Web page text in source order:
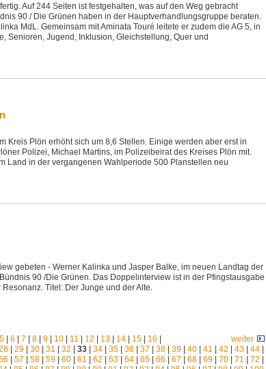
Auf 244 Seiten ist festgehalten, was auf den Weg gebracht
90 / Die Grünen haben in der Hauptverhandlungsgruppe beraten.
MdL. Gemeinsam mit Aminata Touré leitete er zudem die AG 5, in
Senioren, Jugend, Inklusion, Gleichstellung, Quer und
Kreis Plön erhöht sich um 8,6 Stellen. Einige werden aber erst in
Polizei, Michael Martins, im Polizeibeirat des Kreises Plön mit.
Land in der vergangenen Wahlperiode 500 Planstellen neu
gebeten - Werner Kalinka und Jasper Balke, im neuen Landtag der
90 /Die Grünen. Das Doppelinterview ist in der Pfingstausgabe
Titel: Der Junge und der Alte.
weiter
5| 6 7 8| 9| 10| 11 12 13| 14| 15| 16
| 29| 30| 31 32 33| 34| 35| 36 37 38| 39| 40| 41 42 43| 44|
57 58| 59| 60| 61 62 63| 64| 65| 66 67 68| 69| 70| 71 72